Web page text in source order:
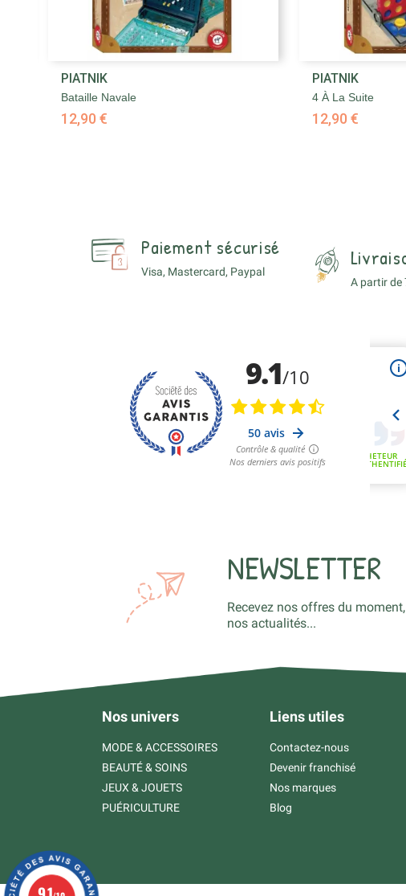
PIATNIK
Bataille Navale
12,90 €
PIATNIK
4 À La Suite
12,90 €
Paiement sécurisé
Visa, Mastercard, Paypal
A partir de
NEWSLETTER
Recevez nos offres du
nos actualités...
Nos univers
MODE & ACCESSOIRES
BEAUTÉ & SOINS
JEUX & JOUETS
PUÉRICULTURE
Liens utiles
Contactez-nous
Devenir franchisé
Nos marques
Blog